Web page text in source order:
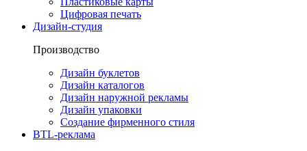
Цифровая печать
Дизайн-студия
Производство
Дизайн буклетов
Дизайн каталогов
Дизайн наружной рекламы
Дизайн упаковки
Создание фирменного стиля
BTL-реклама